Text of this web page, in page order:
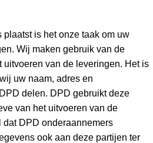
is het onze taak om uw
Wij maken gebruik van de
van de leveringen. Het is
uw naam, adres en
delen. DPD gebruikt deze
van het uitvoeren van de
dat DPD onderaannemers
ook aan deze partijen ter